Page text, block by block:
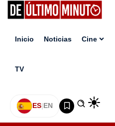
Inicio Noticias Cine
TV
ES|EN